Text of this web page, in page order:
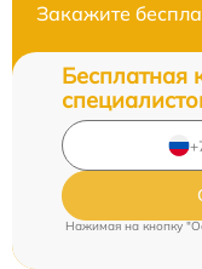
Закажите
Бесплатная
Нажимая на кнопку